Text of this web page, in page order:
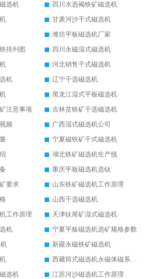
选机
四川水选褐铁矿磁选机
甘肃河沙干式磁选机
潍坊平板磁选机厂家
排列图
四川永磁湿式磁选机
河北销售干式磁选机
机
辽宁干选磁选机
黑龙江湿式平板磁选机
注意事项
吉林贫铁矿干选磁选机
频
广西湿式磁选机公司
宁夏磁铁矿干式磁选机
湖北铁矿磁选机生产线
重庆平板磁选机选钛
要求
山东铁矿磁选机工作原理
山西干选磁选机
工作原理
天津钛尾矿湿式磁选机
机
宁夏平板磁选机选矿规格参数
新疆永磁铁矿磁选机
西藏筒式磁选机永磁体磁系设计
选机
江苏河沙磁选机工作原理